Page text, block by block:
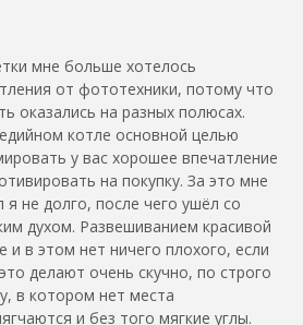
мне больше хотелось
от фототехники, потому что
оказались на разных полюсах.
котле основной целью
у вас хорошее впечатление
на покупку. За это мне
не долго, после чего ушёл со
духом. Развешиванием красивой
и в этом нет ничего плохого, если
делают очень скучно, по строго
в котором нет места
и без того мягкие углы.